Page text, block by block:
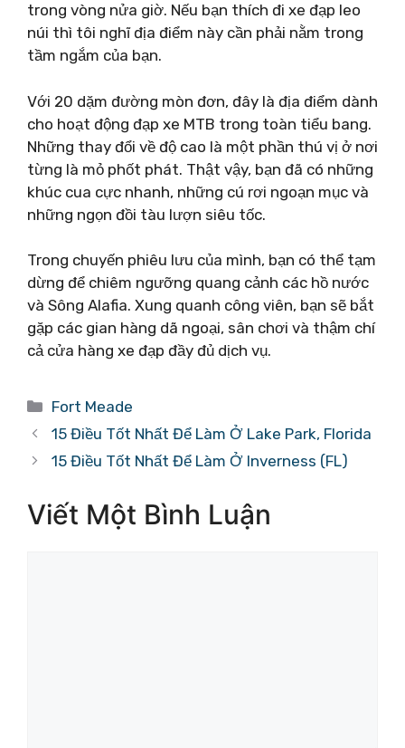
trong vòng nửa giờ. Nếu bạn thích đi xe đạp leo
núi thì tôi nghĩ địa điểm này cần phải nằm trong
tầm ngắm của bạn.
Với 20 dặm đường mòn đơn, đây là địa điểm dành
cho hoạt động đạp xe MTB trong toàn tiểu bang.
Những thay đổi về độ cao là một phần thú vị ở nơi
từng là mỏ phốt phát. Thật vậy, bạn đã có những
khúc cua cực nhanh, những cú rơi ngoạn mục và
những ngọn đồi tàu lượn siêu tốc.
Trong chuyến phiêu lưu của mình, bạn có thể tạm
dừng để chiêm ngưỡng quang cảnh các hồ nước
và Sông Alafia. Xung quanh công viên, bạn sẽ bắt
gặp các gian hàng dã ngoại, sân chơi và thậm chí
cả cửa hàng xe đạp đầy đủ dịch vụ.
Danh
mục
Fort Meade
15 Điều Tốt Nhất Để Làm Ở Lake Park, Florida
15 Điều Tốt Nhất Để Làm Ở Inverness (FL)
Viết Một Bình Luận